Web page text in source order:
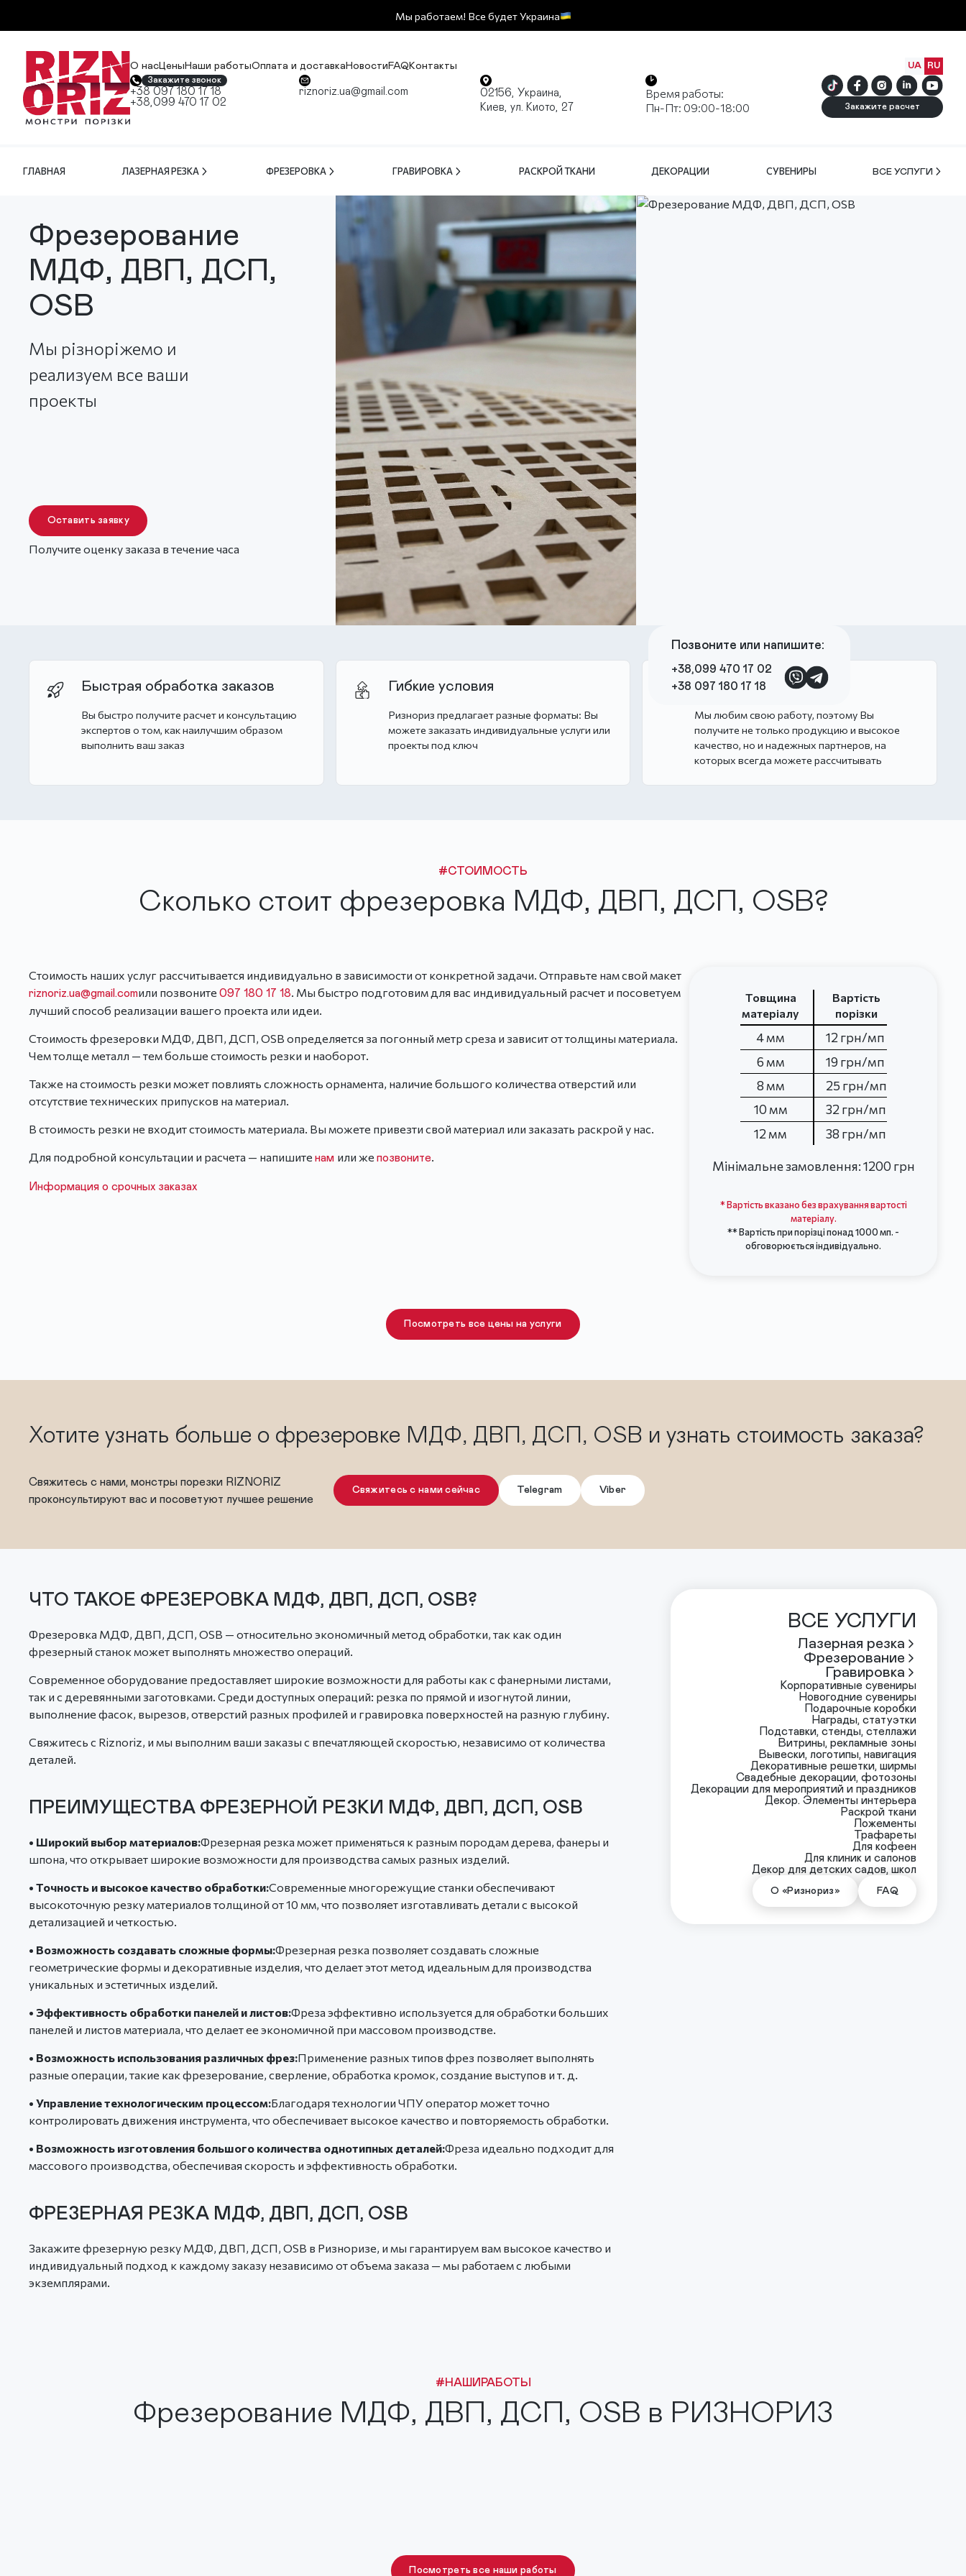
Мы работаем! Все будет Украина
О насЦены Наши работыОплата и доставка Новости FAQ Контакты UA
RU
Закажите звонок
+38 097 180 17 18
+38,099 470 17 02
riznoriz.ua@gmail.com
02156, Украина,
Киев, ул. Киото, 27
Время работы:
Пн-Пт: 09:00-18:00
Закажите расчет
ГЛАВНАЯ ЛАЗЕРНАЯ РЕЗКА ФРЕЗЕРОВКА ГРАВИРОВКА РАСКРОЙ ТКАНИ ДЕКОРАЦИИ СУВЕНИРЫ ВСЕ УСЛУГИ
Фрезерование
МДФ, ДВП, ДСП,
OSB
Мы різноріжемо и
реализуем все ваши
проекты
Оставить заявку
Получите оценку заказа в течение часа
Позвоните или напишите:
+38,099 470 17 02
+38 097 180 17 18
Быстрая обработка заказов
Вы быстро получите расчет и консультацию
экспертов о том, как наилучшим образом
выполнить ваш заказ
Гибкие условия
Ризнориз предлагает разные форматы: Вы
можете заказать индивидуальные услуги или
проекты под ключ
Монстры в работе
Мы любим свою работу, поэтому Вы
получите не только продукцию и высокое
качество, но и надежных партнеров, на
которых всегда можете рассчитывать
#СТОИМОСТЬ
Сколько стоит фрезеровка МДФ, ДВП, ДСП, OSB?
Стоимость наших услуг рассчитывается индивидуально в зависимости от конкретной задачи. Отправьте нам свой макет
riznoriz.ua@gmail.comили позвоните 097 180 17 18. Мы быстро подготовим для вас индивидуальный расчет и посоветуем
лучший способ реализации вашего проекта или идеи.
Стоимость фрезеровки МДФ, ДВП, ДСП, OSB определяется за погонный метр среза и зависит от толщины материала.
Чем толще металл — тем больше стоимость резки и наоборот.
Также на стоимость резки может повлиять сложность орнамента, наличие большого количества отверстий или
отсутствие технических припусков на материал.
В стоимость резки не входит стоимость материала. Вы можете привезти свой материал или заказать раскрой у нас.
Для подробной консультации и расчета — напишите нам или же позвоните.
Информация о срочных заказах
Товщина
матеріалу
Вартість
порізки
4 мм
12 грн/мп
6 мм
19 грн/мп
8 мм
25 грн/мп
10 мм
32 грн/мп
12 мм
38 грн/мп
Мінімальне замовлення: 1200 грн
* Вартість вказано без врахування вартості
матеріалу.
** Вартість при порізці понад 1000 мп. -
обговорюється індивідуально.
Посмотреть все цены на услуги
Хотите узнать больше о фрезеровке МДФ, ДВП, ДСП, OSB и узнать стоимость заказа?
Свяжитесь с нами, монстры порезки RIZNORIZ
проконсультируют вас и посоветуют лучшее решение
Свяжитесь с нами сейчас Telegram Viber
ЧТО ТАКОЕ ФРЕЗЕРОВКА МДФ, ДВП, ДСП, OSB?
Фрезеровка МДФ, ДВП, ДСП, OSB — относительно экономичный метод обработки, так как один
фрезерный станок может выполнять множество операций.
Современное оборудование предоставляет широкие возможности для работы как с фанерными листами,
так и с деревянными заготовками. Среди доступных операций: резка по прямой и изогнутой линии,
выполнение фасок, вырезов, отверстий разных профилей и гравировка поверхностей на разную глубину.
Свяжитесь с Riznoriz, и мы выполним ваши заказы с впечатляющей скоростью, независимо от количества
деталей.
ПРЕИМУЩЕСТВА ФРЕЗЕРНОЙ РЕЗКИ МДФ, ДВП, ДСП, OSB
• Широкий выбор материалов:Фрезерная резка может применяться к разным породам дерева, фанеры и
шпона, что открывает широкие возможности для производства самых разных изделий.
• Точность и высокое качество обработки:Современные многорежущие станки обеспечивают
высокоточную резку материалов толщиной от 10 мм, что позволяет изготавливать детали с высокой
детализацией и четкостью.
• Возможность создавать сложные формы:Фрезерная резка позволяет создавать сложные
геометрические формы и декоративные изделия, что делает этот метод идеальным для производства
уникальных и эстетичных изделий.
• Эффективность обработки панелей и листов:Фреза эффективно используется для обработки больших
панелей и листов материала, что делает ее экономичной при массовом производстве.
• Возможность использования различных фрез:Применение разных типов фрез позволяет выполнять
разные операции, такие как фрезерование, сверление, обработка кромок, создание выступов и т. д.
• Управление технологическим процессом:Благодаря технологии ЧПУ оператор может точно
контролировать движения инструмента, что обеспечивает высокое качество и повторяемость обработки.
• Возможность изготовления большого количества однотипных деталей:Фреза идеально подходит для
массового производства, обеспечивая скорость и эффективность обработки.
ФРЕЗЕРНАЯ РЕЗКА МДФ, ДВП, ДСП, OSB
Закажите фрезерную резку МДФ, ДВП, ДСП, OSB в Ризноризе, и мы гарантируем вам высокое качество и
индивидуальный подход к каждому заказу независимо от объема заказа — мы работаем с любыми
экземплярами.
ВСЕ УСЛУГИ
Лазерная резка
Фрезерование
Гравировка
Корпоративные сувениры
Новогодние сувениры
Подарочные коробки
Награды, статуэтки
Подставки, стенды, стеллажи
Витрины, рекламные зоны
Вывески, логотипы, навигация
Декоративные решетки, ширмы
Свадебные декорации, фотозоны
Декорации для мероприятий и праздников
Декор. Элементы интерьера
Раскрой ткани
Ложементы
Трафареты
Для кофеен
Для клиник и салонов
Декор для детских садов, школ
О «Ризнориз» FAQ
#НАШИРАБОТЫ
Фрезерование МДФ, ДВП, ДСП, OSB в РИЗНОРИЗ
Посмотреть все наши работы